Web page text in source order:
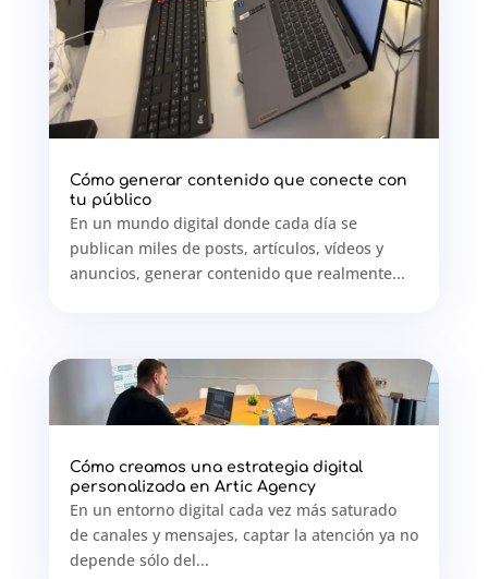
Cómo generar contenido que conecte con
tu público
En un mundo digital donde cada día se
publican miles de posts, artículos, vídeos y
anuncios, generar contenido que realmente...
Cómo creamos una estrategia digital
personalizada en Artic Agency
En un entorno digital cada vez más saturado
de canales y mensajes, captar la atención ya no
depende sólo del...